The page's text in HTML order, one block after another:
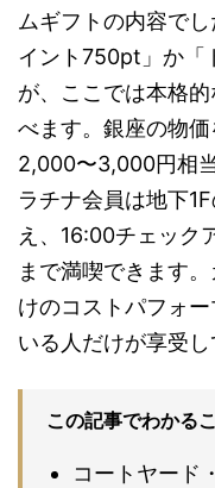
ムギフトの内容で
イント750pt」か「
が、ここでは本格
べます。銀座の物
2,000〜3,000円相
ラチナ会員は地下
え、16:00チェック
まで満喫できます
けのコストパフォ
いる人だけが享受し
この記事でわかる
コートヤード